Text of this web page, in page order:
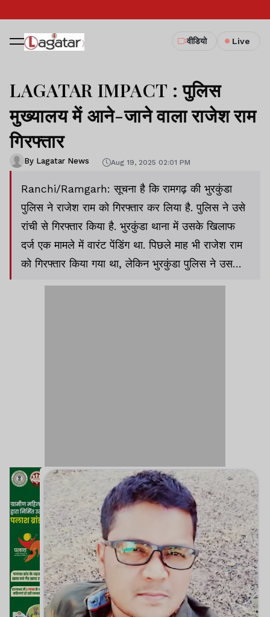
वीडियो Live
LAGATAR IMPACT : पुलिस
मुख्यालय में आने-जाने वाला राजेश राम
गिरफ्तार
By Lagatar News Aug 19, 2025 02:01 PM
Ranchi/Ramgarh: सूचना है कि रामगढ़ की भुरकुंडा
पुलिस ने राजेश राम को गिरफ्तार कर लिया है. पुलिस ने उसे
रांची से गिरफ्तार किया है. भुरकुंडा थाना में उसके खिलाफ
दर्ज एक मामले में वारंट पेंडिंग था. पिछले माह भी राजेश राम
को गिरफ्तार किया गया था, लेकिन भुरकुंडा पुलिस ने उस